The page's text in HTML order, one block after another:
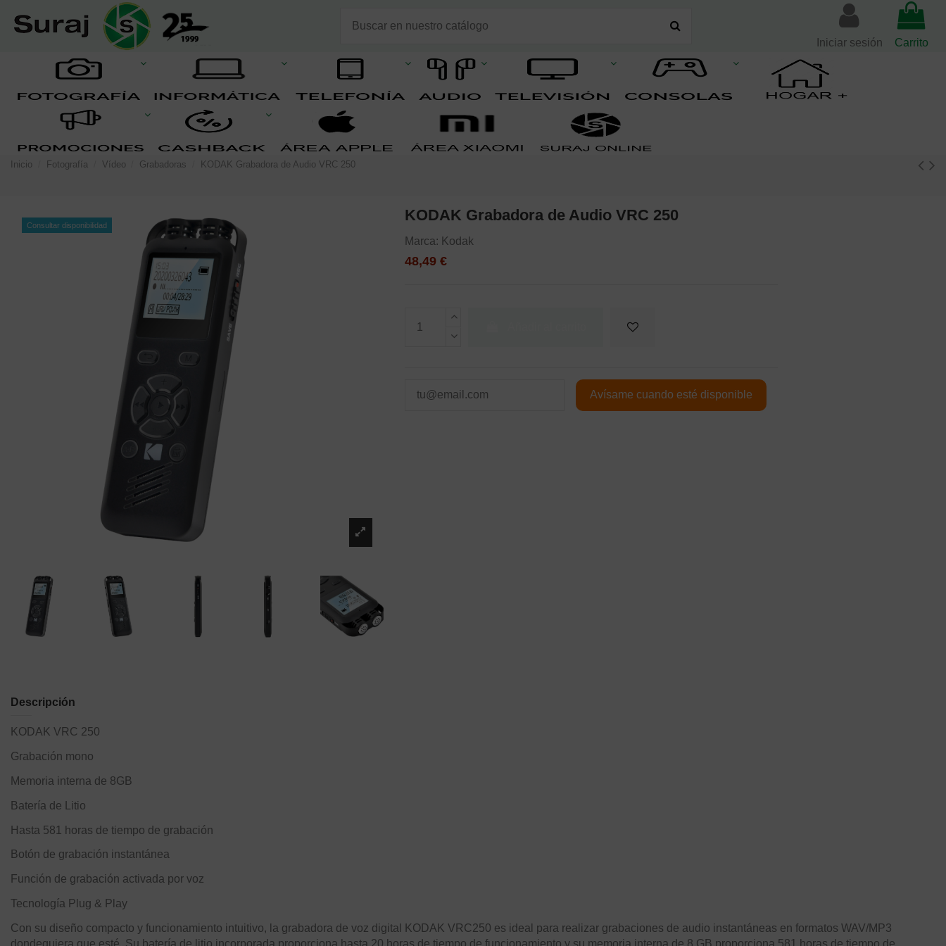
Iniciar sesión Carrito
Inicio Fotografía Vídeo Grabadoras KODAK Grabadora de Audio VRC 250
Consultar disponibilidad
KODAK Grabadora de Audio VRC 250
Marca: Kodak
48,49 €
Descripción
KODAK VRC 250
Grabación mono
Memoria interna de 8GB
Batería de Litio
Hasta 581 horas de tiempo de grabación
Botón de grabación instantánea
Función de grabación activada por voz
Tecnología Plug & Play
Con su diseño compacto y funcionamiento intuitivo, la grabadora de voz digital KODAK VRC250 es ideal para realizar grabaciones de audio instantáneas en formatos WAV/MP3
dondequiera que esté. Su batería de litio incorporada proporciona hasta 20 horas de tiempo de funcionamiento y su memoria interna de 8 GB proporciona 581 horas de tiempo de